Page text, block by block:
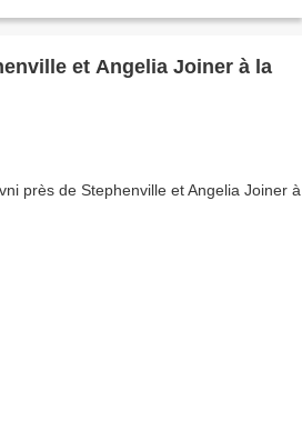
et Angelia Joiner à la